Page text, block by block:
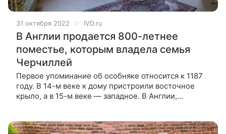
31 октября 2022 IVD.ru
В Англии продается 800-летнее
поместье, которым владела семья
Черчиллей
Первое упоминание об особняке относится к 1187
году. В 14-м веке к дому пристроили восточное
крыло, а в 15-м веке — западное. В Англии,